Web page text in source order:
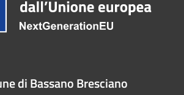
di Bassano Bresciano